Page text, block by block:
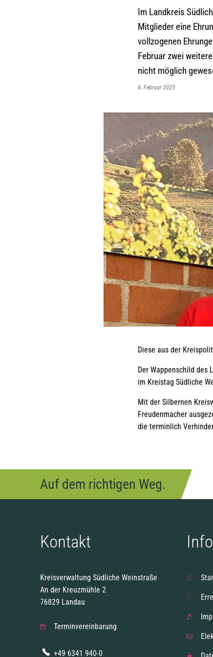
Im Landkreis
Mitglieder eine
vollzogenen
Februar zwei
nicht möglich
4. Februar 2025
Diese aus der
Der Wappenschild des
im Kreistag Südliche
Mit der Silbernen
Freudenmacher
die terminlich
Auf dem richtigen Weg.
Kontakt
Kreisverwaltung Südliche Weinstraße
An der Kreuzmühle 2
76829 Landau
Terminvereinbarung
+49 6341 940-0